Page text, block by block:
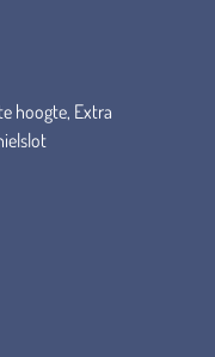
hoogte, Extra